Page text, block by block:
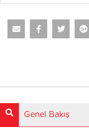
Genel Bakış